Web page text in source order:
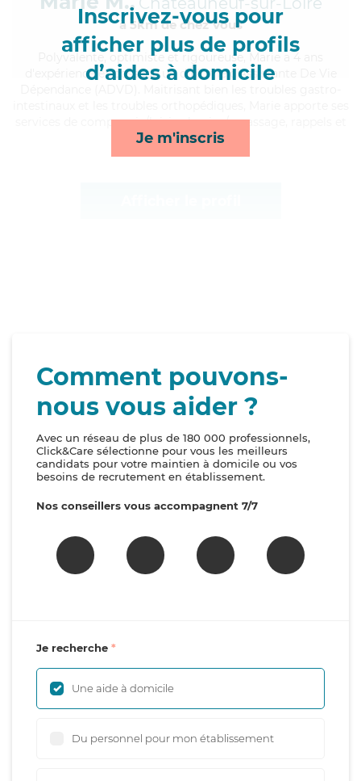
Inscrivez-vous pour
afficher plus de profils
d’aides à domicile
Je m'inscris
à 5km de chez Vous
, optimiste et rigoureuse, Marie a 4 ans
d'expérience et possède un diplôme d'Assistante De Vie
services de compagnie/loisirs, lessive/repassage, rappels et
mobilité*
Comment pouvons-
nous vous aider ?
Avec un réseau de plus de 180 000 professionnels,
Click&Care sélectionne pour vous les meilleurs
candidats pour votre maintien à domicile ou vos
besoins de recrutement en établissement.
Nos conseillers vous accompagnent 7/7
Je recherche
Une aide à domicile
Du personnel pour mon établissement